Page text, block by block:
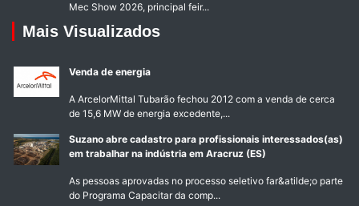
Mec Show 2026, principal feir...
Mais Visualizados
Venda de energia
A ArcelorMittal Tubarão fechou 2012 com a venda de cerca
de 15,6 MW de energia excedente,...
Suzano abre cadastro para profissionais interessados(as)
em trabalhar na indústria em Aracruz (ES)
As pessoas aprovadas no processo seletivo far&atilde;o parte
do Programa Capacitar da comp...